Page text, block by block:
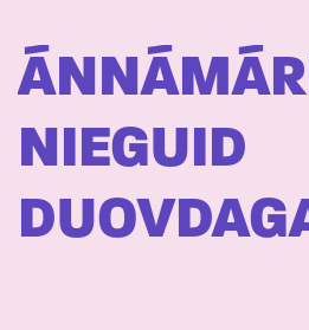
NIEGUID